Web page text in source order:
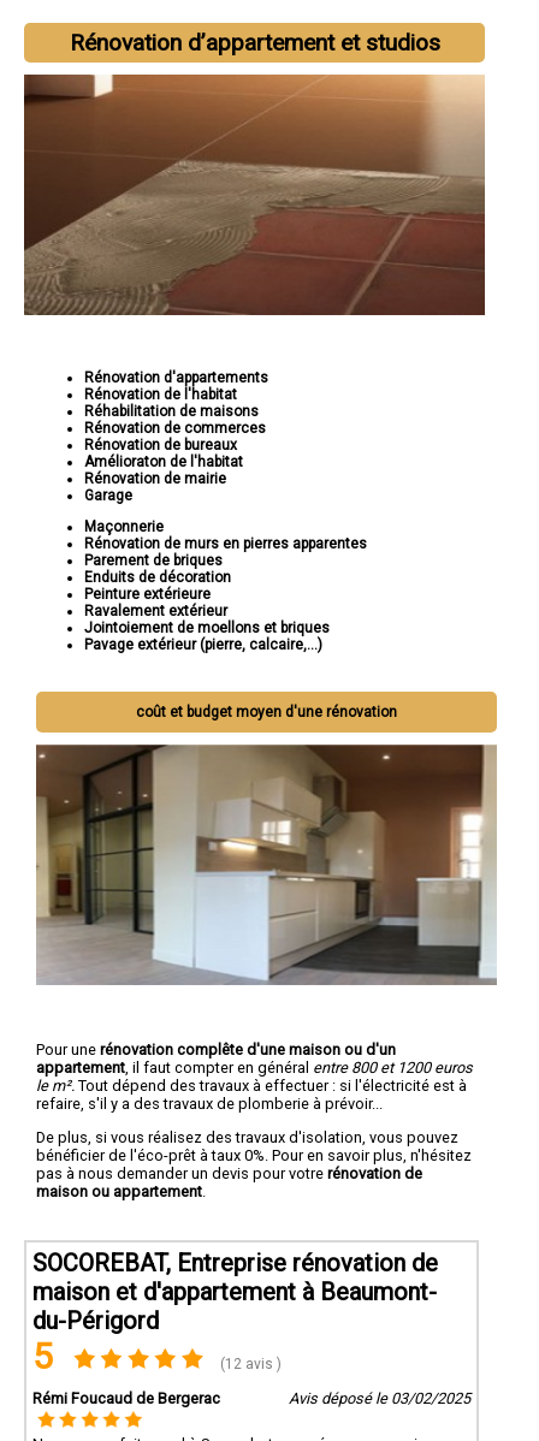
Rénovation d’appartement et studios
Rénovation d'appartements
Rénovation de l'habitat
Réhabilitation de maisons
Rénovation de commerces
Rénovation de bureaux
Amélioraton de l'habitat
Rénovation de mairie
Garage
Maçonnerie
Rénovation de murs en pierres apparentes
Parement de briques
Enduits de décoration
Peinture extérieure
Ravalement extérieur
Jointoiement de moellons et briques
Pavage extérieur (pierre, calcaire,...)
coût et budget moyen d'une rénovation
Pour une rénovation complête d'une maison ou d'un
appartement , il faut compter en général entre 800 et 1200 euros
le m². Tout dépend des travaux à effectuer : si l'électricité est à
refaire, s'il y a des travaux de plomberie à prévoir...
De plus, si vous réalisez des travaux d'isolation, vous pouvez
bénéficier de l'éco-prêt à taux 0%. Pour en savoir plus, n'hésitez
pas à nous demander un devis pour votre rénovation de
maison ou appartement
SOCOREBAT, Entreprise rénovation de
maison et d'appartement à Beaumont-
du-Périgord
5 (12 avis )
Rémi Foucaud de Bergerac Avis déposé le 03/02/2025